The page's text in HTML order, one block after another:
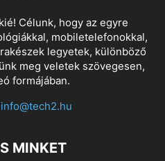
Célunk, hogy az egyre
mobiletelefonokkal,
legyetek, különböző
meg veletek szövegesen,
formájában.
info@tech2.hu
MINKET